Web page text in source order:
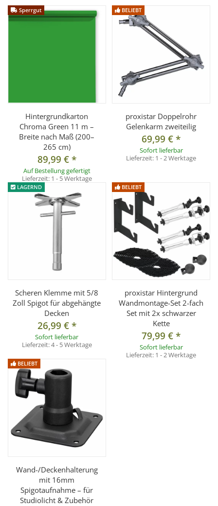
Sperrgut
Hintergrundkarton
Chroma Green 11 m –
Breite nach Maß (200–
265 cm)
89,99 €*
Auf Bestellung gefertigt
Lieferzeit: 1 - 5 Werktage
BELIEBT
proxistar Doppelrohr
Gelenkarm zweiteilig
69,99 €*
Sofort lieferbar
Lieferzeit: 1 - 2 Werktage
LAGERND
Scheren Klemme mit 5/8
Zoll Spigot für abgehängte
Decken
26,99 €*
Sofort lieferbar
Lieferzeit:4 - 5 Werktage
BELIEBT
proxistar Hintergrund
Wandmontage-Set 2-fach
Set mit 2x schwarzer
Kette
79,99 €*
Sofort lieferbar
Lieferzeit: 1 - 2 Werktage
BELIEBT
Wand-/Deckenhalterung
mit 16mm
Spigotaufnahme – für
Studiolicht & Zubehör